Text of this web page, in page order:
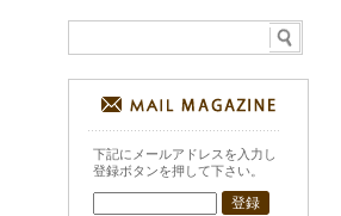
下記にメールアドレスを入力し
登録ボタンを押して下さい。